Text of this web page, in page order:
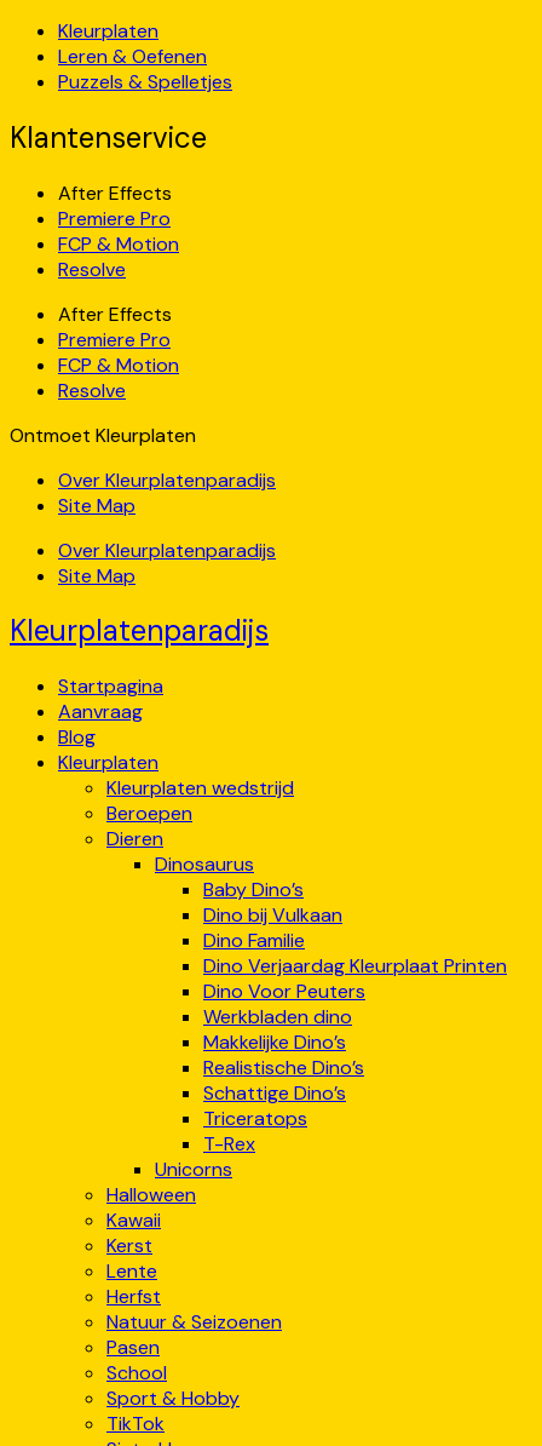
Kleurplaten
Leren & Oefenen
Puzzels & Spelletjes
Klantenservice
After Effects
Premiere Pro
FCP & Motion
Resolve
After Effects
Premiere Pro
FCP & Motion
Resolve
Ontmoet Kleurplaten
Over Kleurplatenparadijs
Site Map
Over Kleurplatenparadijs
Site Map
Kleurplatenparadijs
Startpagina
Aanvraag
Blog
Kleurplaten
Kleurplaten wedstrijd
Beroepen
Dieren
Dinosaurus
Baby Dino’s
Dino bij Vulkaan
Dino Familie
Dino Verjaardag Kleurplaat Printen
Dino Voor Peuters
Werkbladen dino
Makkelijke Dino’s
Realistische Dino’s
Schattige Dino’s
Triceratops
T-Rex
Unicorns
Halloween
Kawaii
Kerst
Lente
Herfst
Natuur & Seizoenen
Pasen
School
Sport & Hobby
TikTok